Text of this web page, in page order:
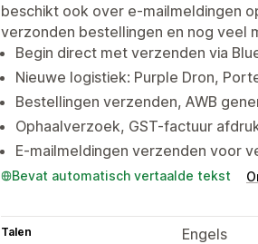
beschikt ook over e-mailmeldingen
verzonden bestellingen en nog veel
Begin direct met verzenden via
Nieuwe logistiek: Purple Dron,
Bestellingen verzenden, AWB
Ophaalverzoek, GST-factuur
E-mailmeldingen verzenden voor
Bevat automatisch vertaalde tekst
Talen
Engels